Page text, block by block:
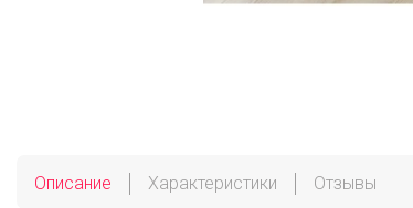
Описание Характеристики Отзывы